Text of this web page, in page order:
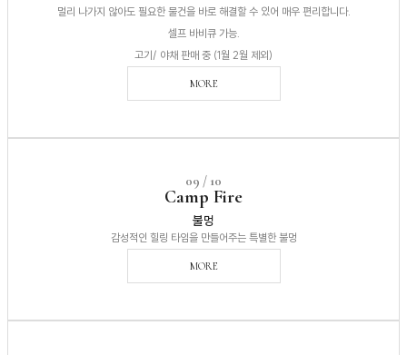
멀리 나가지 않아도 필요한 물건을 바로 해결할 수 있어 매우 편리합니다.
셀프 바비큐 가능.
고기/ 야채 판매 중 (1월 2월 제외)
MORE
09 / 10
Camp Fire
불멍
감성적인 힐링 타임을 만들어주는 특별한 불멍
MORE